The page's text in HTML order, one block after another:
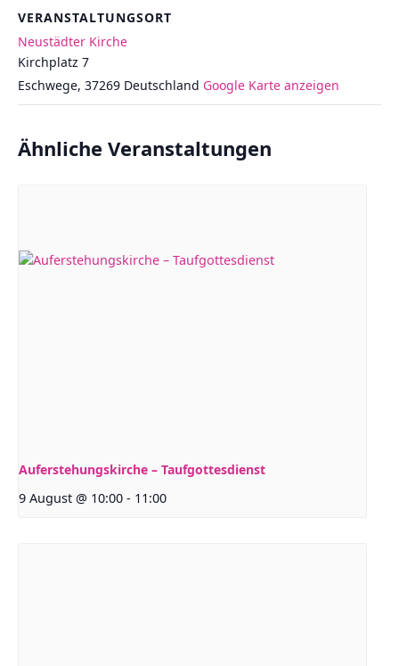
VERANSTALTUNGSORT
Neustädter Kirche
Kirchplatz 7
Eschwege, 37269 Deutschland Google Karte anzeigen
Ähnliche Veranstaltungen
Auferstehungskirche – Taufgottesdienst
9 August @ 10:00 - 11:00